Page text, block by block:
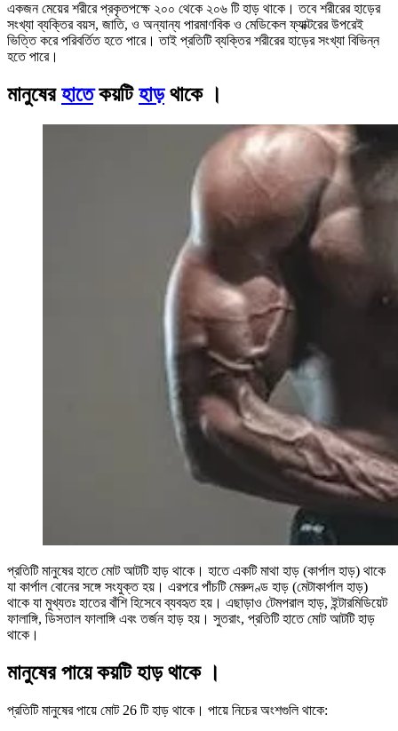
একজন মেয়ের শরীরে প্রকৃতপক্ষে ২০০ থেকে ২০৬ টি হাড় থাকে। তবে শরীরের হাড়ের
সংখ্যা ব্যক্তির বয়স, জাতি, ও অন্যান্য পারমাণবিক ও মেডিকেল ফ্যাক্টরের উপরেই
ভিত্তি করে পরিবর্তিত হতে পারে। তাই প্রতিটি ব্যক্তির শরীরের হাড়ের সংখ্যা বিভিন্ন
হতে পারে।
মানুষেরহাতেকয়টিহাড়থাকে ।
প্রতিটি মানুষের হাতে মোট আটটি হাড় থাকে। হাতে একটি মাথা হাড় (কার্পাল হাড়) থাকে
যা কার্পাল বোনের সঙ্গে সংযুক্ত হয়। এরপরে পাঁচটি মেরুদণ্ড হাড় (মেটাকার্পাল হাড়)
থাকে যা মুখ্যতঃ হাতের বাঁশি হিসেবে ব্যবহৃত হয়। এছাড়াও টেমপরাল হাড়, ইন্টারমিডিয়েট
ফালাঙ্গি, ডিসতাল ফালাঙ্গি এবং তর্জন হাড় হয়। সুতরাং, প্রতিটি হাতে মোট আটটি হাড়
থাকে।
মানুষের পায়ে কয়টি হাড় থাকে ।
প্রতিটি মানুষের পায়ে মোট 26 টি হাড় থাকে। পায়ে নিচের অংশগুলি থাকে: